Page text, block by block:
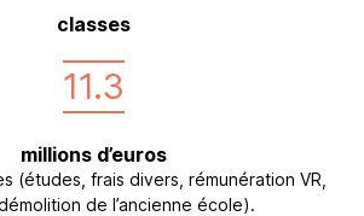
classes
11.3
millions d’euros
(études, frais divers, rémunération VR,
de l’ancienne école).